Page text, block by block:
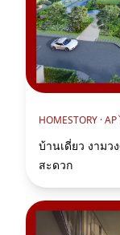
HOMESTORY ·AP
บ้านเดี่ยว งามว
สะดวก